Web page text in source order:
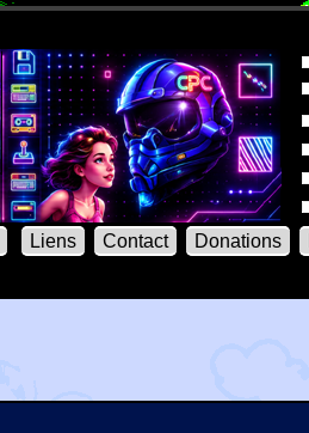
Liens Contact Donations